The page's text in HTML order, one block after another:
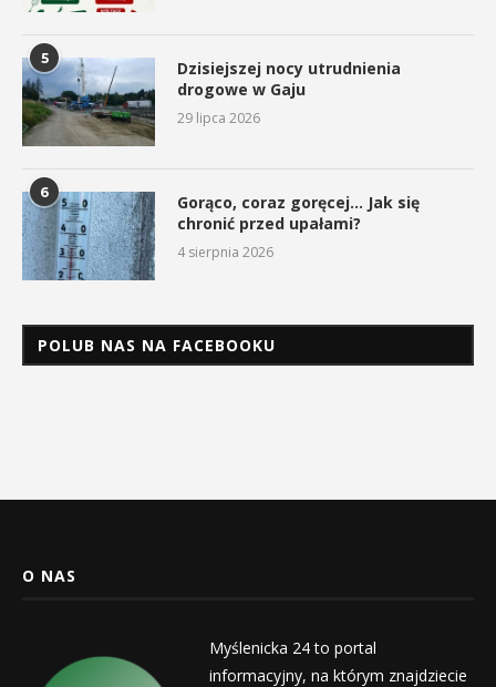
5
Dzisiejszej nocy utrudnienia
drogowe w Gaju
29 lipca 2026
6
Gorąco, coraz goręcej… Jak się
chronić przed upałami?
4 sierpnia 2026
POLUB NAS NA FACEBOOKU
O NAS
Myślenicka 24 to portal
informacyjny, na którym znajdziecie